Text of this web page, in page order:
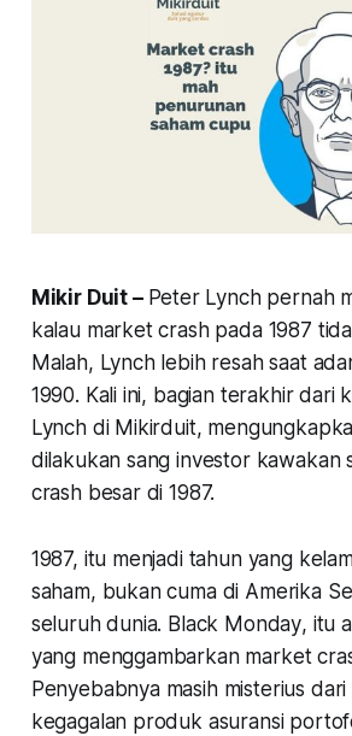
Mikir Duit – Peter Lynch pernah
kalau market crashpada 1987
Malah, Lynch lebih resah saat
1990. Kali ini, bagian terakhir dari
Lynch di Mikirduit,
dilakukan sang investor kawakan
crashbesar di 1987.
1987, itu menjadi tahun yang
saham, bukan cuma di Amerika
seluruh dunia. Black Monday, itu
yang menggambarkan market
Penyebabnya masih misterius
kegagalan produk asuransi